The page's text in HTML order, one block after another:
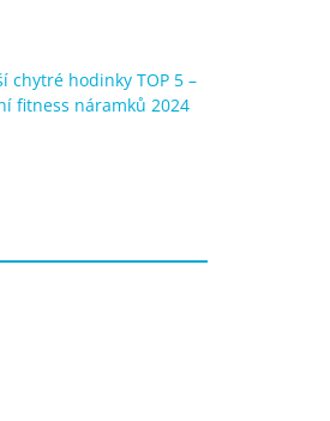
chytré hodinky TOP 5 –
fitness náramků 2024